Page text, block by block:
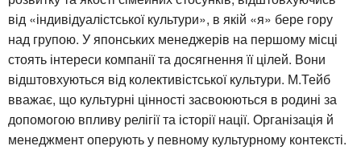
від «індивідуалістської культури», в якій «я» бере гору
над групою. У японських менеджерів на першому місці
стоять інтереси компанії та досягнення її цілей. Вони
відштовхуються від колективістської культури. М.Тейб
вважає, що культурні цінності засвоюються в родині за
допомогою впливу релігії та історії нації. Організація й
менеджмент оперують у певному культурному контексті.